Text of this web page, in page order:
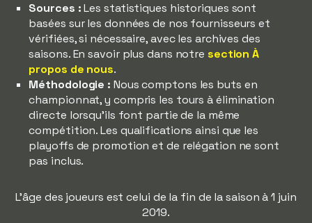
Sources :Les statistiques historiques sont
basées sur les données de nos fournisseurs et
vérifiées, si nécessaire, avec les archives des
saisons. En savoir plus dans notre section À
propos de nous.
Méthodologie : Nous comptons les buts en
championnat, y compris les tours à élimination
directe lorsqu'ils font partie de la même
compétition. Les qualifications ainsi que les
playoffs de promotion et de relégation ne sont
pas inclus.
L'âge des joueurs est celui de la fin de la saison à 1 juin
2019.